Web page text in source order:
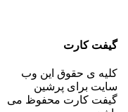
گیفت کارت
کلیه ی حقوق این وب
سایت برای پرشین
گیفت کارت محفوظ می